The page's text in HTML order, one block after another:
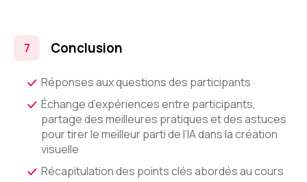
Conclusion
Réponses aux questions des participants
Échange d’expériences entre participants,
partage des meilleures pratiques et des astuces
pour tirer le meilleur parti de l’IA dans la création
visuelle
Récapitulation des points clés abordés au cours